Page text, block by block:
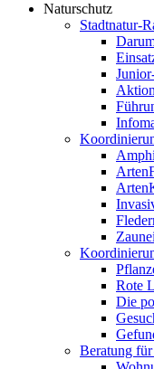
Naturschutz
Stadtnatur-
Rote
Die
Beratung